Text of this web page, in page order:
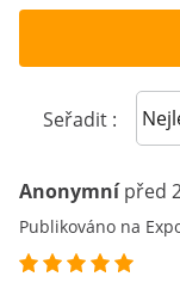
Seřadit :
Anonymní před
Publikováno na